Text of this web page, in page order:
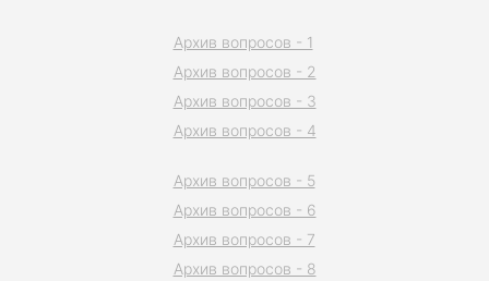
Архив вопросов - 1
Архив вопросов - 2
Архив вопросов - 3
Архив вопросов - 4
Архив вопросов - 5
Архив вопросов - 6
Архив вопросов - 7
Архив вопросов - 8